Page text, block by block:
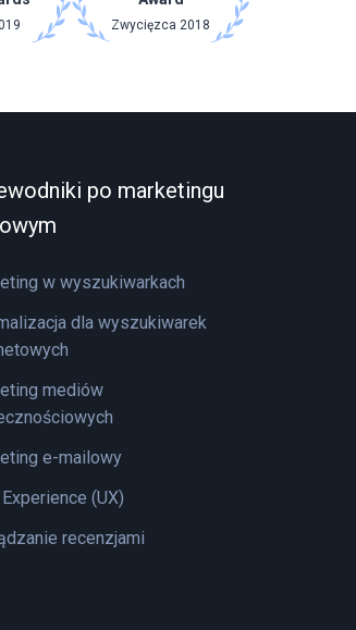
Zwycięzca 2018
po marketingu
w wyszukiwarkach
dla wyszukiwarek
mediów
e-mailowy
(UX)
recenzjami